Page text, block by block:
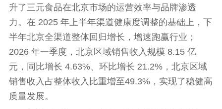
升了三元食品在北京市场的运营效率与品牌渗透
力。在 2025 年上半年渠道健康度调整的基础上，下
半年北京全渠道整体回归增长，增速跑赢行业；
2026 年一季度，北京区域销售收入规模 8.15 亿
元，同比增长 4.63%、环比增长 21.2%，北京区域
销售收入占整体收入比重增至49.3%，实现了稳健高
质量发展。